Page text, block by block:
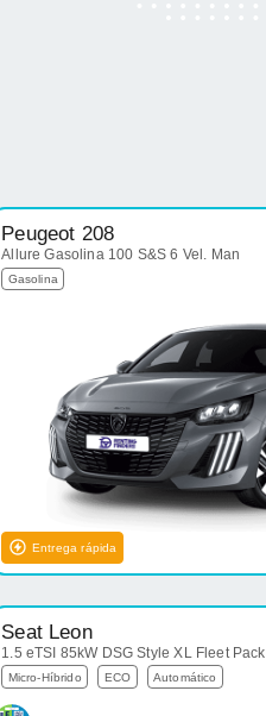
Peugeot 208
Allure Gasolina 100 S&S 6 Vel. Man
Gasolina
Entrega rápida
Seat Leon
1.5 eTSI 85kW DSG Style XL Fleet Pack
Micro-Híbrido ECO Automático